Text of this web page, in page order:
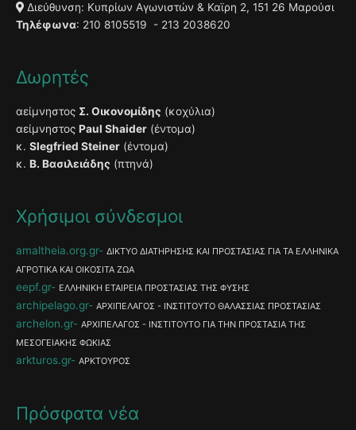
Διεύθυνση: Κυπρίων Αγωνιστών & Καϊρη 2, 151 26 Μαρούσι
Τηλέφωνα: 210 8105519 - 213 2038620
Δωρητές
αείμνηστος Σ. Οικονομίδης (κοχύλια)
αείμνηστος Paul Shaider (έντομα)
κ. Slegfried Steiner (έντομα)
κ. Β. Βασιλειάδης (πτηνά)
Χρήσιμοι σύνδεσμοι
amaltheia.org.gr
ΔΙΚΤΥΟ ΔΙΑΤΗΡΗΣΗΣ ΚΑΙ ΠΡΟΣΤΑΣΙΑΣ ΓΙΑ ΤΑ ΕΛΛΗΝΙΚΑ
ΑΓΡΟΤΙΚΑ ΚΑΙ ΟΙΚΟΣΙΤΑ ΖΩΑ
eepf.gr ΕΛΛΗΝΙΚΗ ΕΤΑΙΡΕΙΑ ΠΡΟΣΤΑΣΙΑΣ ΤΗΣ ΦΥΣΗΣ
archipelago.gr ΑΡΧΙΠΕΛΑΓΟΣ - ΙΝΣΤΙΤΟΥΤΟ ΘΑΛΑΣΣΙΑΣ ΠΡΟΣΤΑΣΙΑΣ
archelon.gr
ΑΡΧΙΠΕΛΑΓΟΣ - ΙΝΣΤΙΤΟΥΤΟ ΓΙΑ ΤΗΝ ΠΡΟΣΤΑΣΙΑ ΤΗΣ
ΜΕΣΟΓΕΙΑΚΗΣ ΦΩΚΙΑΣ
arkturos.gr ΑΡΚΤΟΥΡΟΣ
Πρόσφατα νέα